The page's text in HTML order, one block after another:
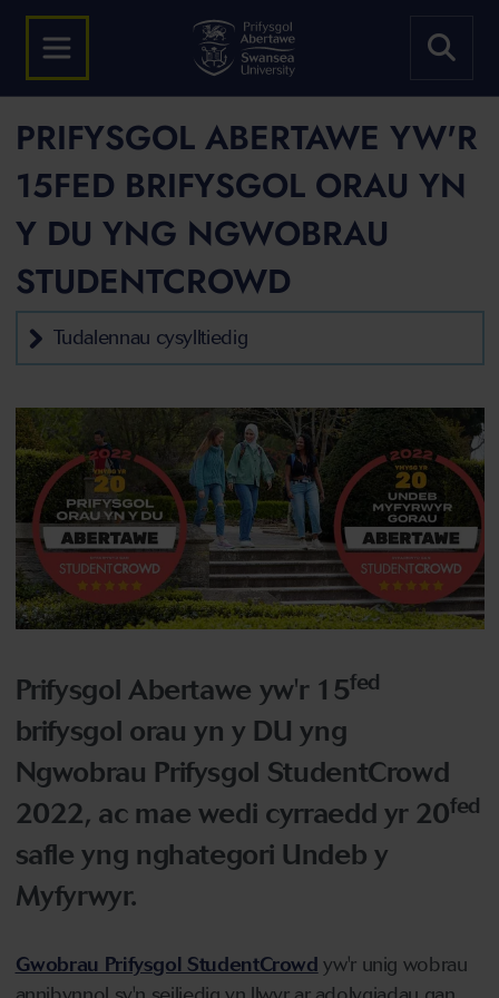
PRIFYSGOL ABERTAWE YW'R
15FED BRIFYSGOL ORAU YN
Y DU YNG NGWOBRAU
STUDENTCROWD
Tudalennau cysylltiedig
Prifysgol Abertawe yw'r 15fed
brifysgol orau yn y DU yng
Ngwobrau Prifysgol StudentCrowd
2022, ac mae wedi cyrraedd yr 20fed
safle yng nghategori Undeb y
Myfyrwyr.
Gwobrau Prifysgol StudentCrowd yw'r unig wobrau